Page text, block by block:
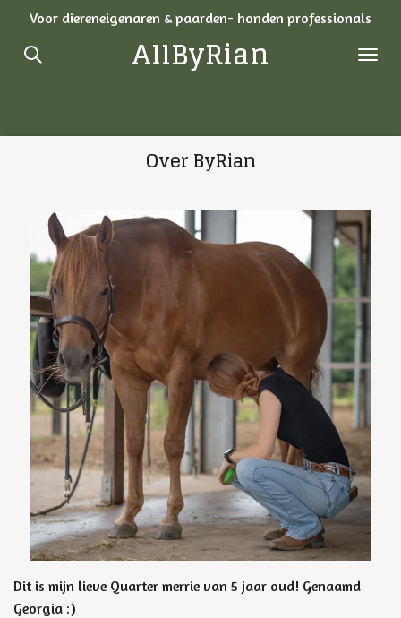
naar
AllByRian
Voor diereneigenaren & paarden- honden professionals
Over ByRian
Dit is mijn lieve Quarter merrie van 5 jaar oud! Genaamd
Georgia :)